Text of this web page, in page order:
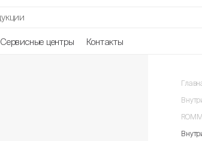
Сервисные центры Контакты